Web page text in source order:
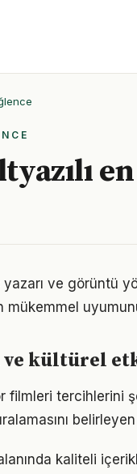
ve görüntü
mükemmel
kültürel
filmleri tercihlerini
kaliteli